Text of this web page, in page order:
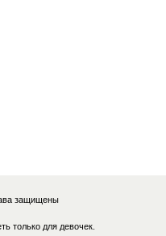
защищены
только для девочек.